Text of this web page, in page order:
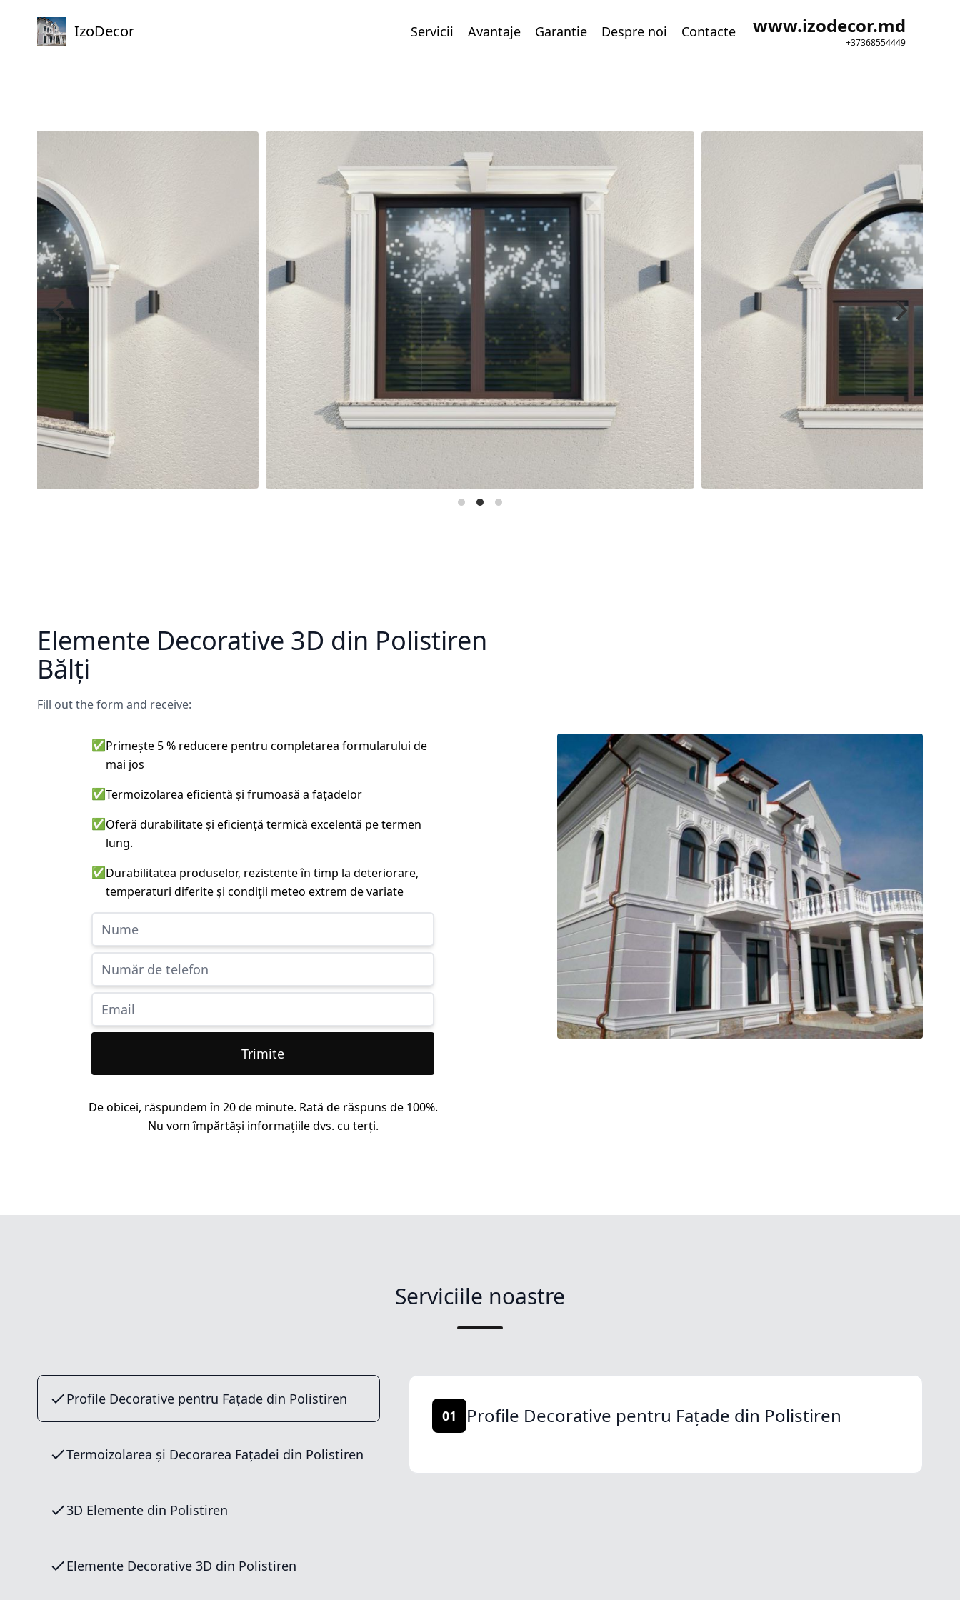
IzoDecor Servicii Avantaje Garantie Despre noi Contacte www.izodecor.md
+37368554449
Elemente Decorative 3D din Polistiren
Bălți
Fill out the form and receive:
✅Primește 5 % reducere pentru completarea formularului de
mai jos
✅Termoizolarea eficientă și frumoasă a fațadelor
✅Oferă durabilitate și eficiență termică excelentă pe termen
lung.
✅Durabilitatea produselor, rezistente în timp la deteriorare,
temperaturi diferite și condiții meteo extrem de variate
Trimite
De obicei, răspundem în 20 de minute. Rată de răspuns de 100%.
Nu vom împărtăși informațiile dvs. cu terți.
Serviciile noastre
Profile Decorative pentru Fațade din Polistiren
Termoizolarea și Decorarea Fațadei din Polistiren
3D Elemente din Polistiren
Elemente Decorative 3D din Polistiren
01 Profile Decorative pentru Fațade din Polistiren